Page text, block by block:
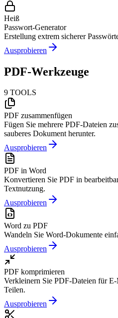
Heiß
Passwort-Generator
Erstellung extrem sicherer
Ausprobieren
PDF-Werkzeuge
9 TOOLS
PDF zusammenfügen
Fügen Sie mehrere PDF-Dateien
sauberes Dokument herunter.
Ausprobieren
PDF in Word
Konvertieren Sie PDF in
Textnutzung.
Ausprobieren
Word zu PDF
Wandeln Sie Word-Dokumente
Ausprobieren
PDF komprimieren
Verkleinern Sie PDF-Dateien für
Teilen.
Ausprobieren